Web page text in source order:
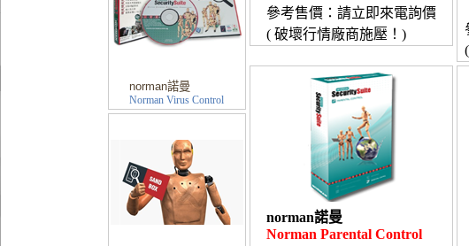
norman諾曼
Norman Virus Control
參考售價：請立即來電詢價
( 破壞行情廠商施壓！)
norman諾曼
Norman Parental Control